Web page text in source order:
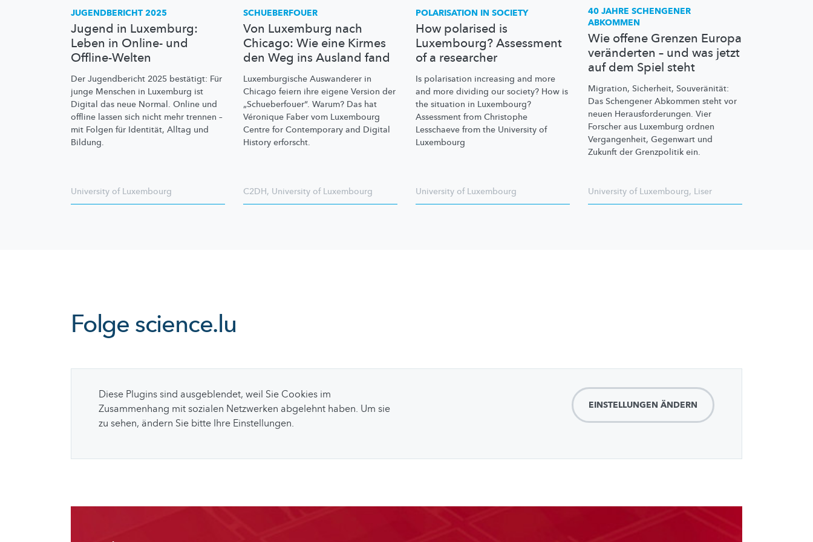
JUGENDBERICHT 2025
Jugend in Luxemburg:
Leben in Online- und
Offline-Welten
Der Jugendbericht 2025 bestätigt: Für
junge Menschen in Luxemburg ist
Digital das neue Normal. Online und
offline lassen sich nicht mehr trennen –
mit Folgen für Identität, Alltag und
Bildung.
University of Luxembourg
SCHUEBERFOUER
Von Luxemburg nach
Chicago: Wie eine Kirmes
den Weg ins Ausland fand
Luxemburgische Auswanderer in
Chicago feiern ihre eigene Version der
„Schueberfouer“. Warum? Das hat
Véronique Faber vom Luxembourg
Centre for Contemporary and Digital
History erforscht.
C2DH, University of Luxembourg
POLARISATION IN SOCIETY
How polarised is
Luxembourg? Assessment
of a researcher
Is polarisation increasing and more
and more dividing our society? How is
the situation in Luxembourg?
Assessment from Christophe
Lesschaeve from the University of
Luxembourg
University of Luxembourg
40 JAHRE SCHENGENER
ABKOMMEN
Wie offene Grenzen Europa
veränderten – und was jetzt
auf dem Spiel steht
Migration, Sicherheit, Souveränität:
Das Schengener Abkommen steht vor
neuen Herausforderungen. Vier
Forscher aus Luxemburg ordnen
Vergangenheit, Gegenwart und
Zukunft der Grenzpolitik ein.
University of Luxembourg, Liser
Folge science.lu
Diese Plugins sind ausgeblendet, weil Sie Cookies im
Zusammenhang mit sozialen Netzwerken abgelehnt haben. Um sie
zu sehen, ändern Sie bitte Ihre Einstellungen.
EINSTELLUNGEN ÄNDERN